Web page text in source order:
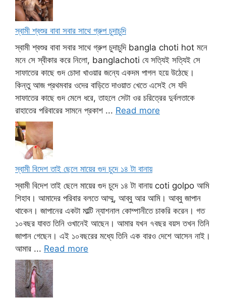
স্বামী শ্বশুর বাবা সবার সাথে গ্রুপ চুদাচুদি
স্বামী শ্বশুর বাবা সবার সাথে গ্রুপ চুদাচুদি bangla choti hot মনে
মনে সে স্বীকার করে নিলো, banglachoti যে সত্যিই সত্যিই সে
সাফাতের কাছে গুদ চোদা খাওয়ার জন্যে একদম পাগল হয়ে উঠেছে।
কিন্তু আজ প্রথমবার ওদের বাড়িতে দাওয়াত খেতে এসেই সে যদি
সাফাতের কাছে গুদ মেলে ধরে, তাহলে সেটা ওর চরিত্রের দুর্বলতাকে
রাহাতের পরিবারের সামনে প্রকাশ ... Read more
স্বামী বিদেশ তাই ছেলে মায়ের গুদ চুদে ১৪ টা বানায়
স্বামী বিদেশ তাই ছেলে মায়ের গুদ চুদে ১৪ টা বানায় coti golpo আমি
শিহাব। আমাদের পরিবার বলতে আম্মু, আব্বু আর আমি। আব্বু জাপান
থাকেন। জাপানের একটা মাল্টি ন্যাশনাল কোম্পানীতে চাকরি করেন। গত
১০বছর যাবত তিনি ওখানেই আছেন। আমার যখন ৭বছর বয়স তখন তিনি
জাপান গেছেন। এই ১০বছরের মধ্যে তিনি এক বারও দেশে আসেন নাই।
আমার ... Read more